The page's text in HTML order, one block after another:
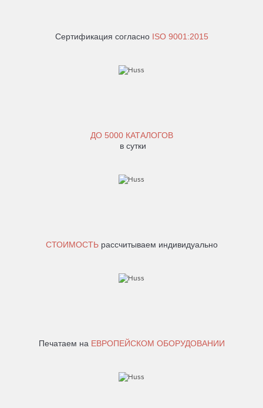
Сертификация согласноISO 9001:2015
ДО 5000 КАТАЛОГОВ
в сутки
СТОИМОСТЬрассчитываем индивидуально
Печатаем на ЕВРОПЕЙСКОМ ОБОРУДОВАНИИ